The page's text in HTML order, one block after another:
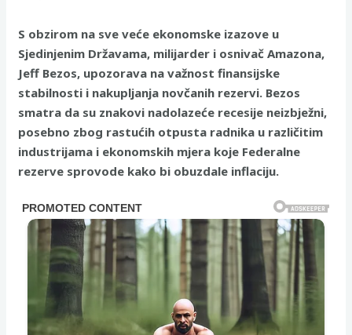
S obzirom na sve veće ekonomske izazove u
Sjedinjenim Državama, milijarder i osnivač Amazona,
Jeff Bezos, upozorava na važnost finansijske
stabilnosti i nakupljanja novčanih rezervi. Bezos
smatra da su znakovi nadolazeće recesije neizbježni,
posebno zbog rastućih otpusta radnika u različitim
industrijama i ekonomskih mjera koje Federalne
rezerve sprovode kako bi obuzdale inflaciju.